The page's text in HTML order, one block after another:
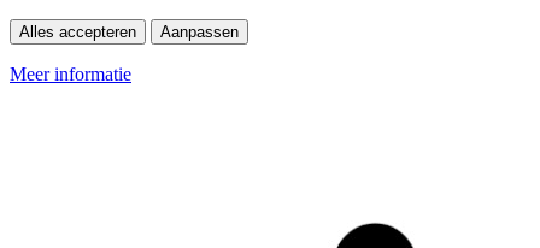
Alles accepteren Aanpassen
Meer informatie